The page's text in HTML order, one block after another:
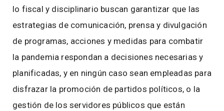
lo fiscal y disciplinario buscan garantizar que las
estrategias de comunicación, prensa y divulgación
de programas, acciones y medidas para combatir
la pandemia respondan a decisiones necesarias y
planificadas, y en ningún caso sean empleadas para
disfrazar la promoción de partidos políticos, o la
gestión de los servidores públicos que están